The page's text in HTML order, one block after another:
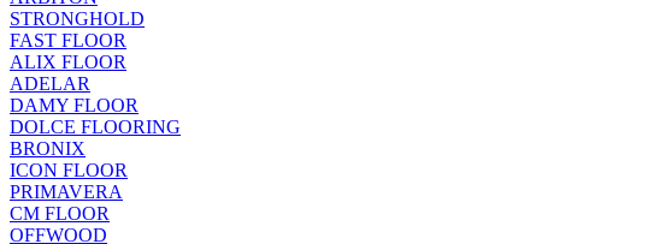
STRONGHOLD
FAST FLOOR
ALIX FLOOR
ADELAR
DAMY FLOOR
DOLCE FLOORING
BRONIX
ICON FLOOR
PRIMAVERA
CM FLOOR
OFFWOOD